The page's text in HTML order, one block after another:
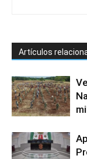
Artículos